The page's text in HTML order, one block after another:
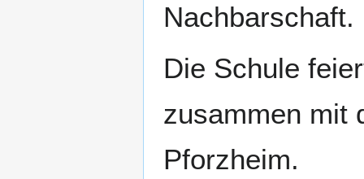
Nachbarschaft.
Die Schule
zusammen mit
Pforzheim.